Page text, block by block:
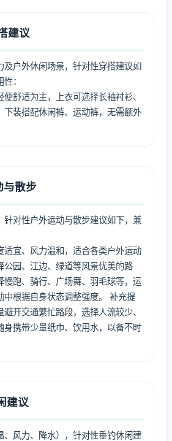
建议
及户外休闲场景，针对性穿搭建议如
：
舒适为主，上衣可选择长袖衬衫、
下装搭配休闲裤、运动裤，无需额外
与散步
针对性户外运动与散步建议如下，兼
适宜、风力温和，适合各类户外运动
公园、江边、绿道等风景优美的路
慢跑、骑行、广场舞、羽毛球等，运
中根据自身状态调整强度。 补充提
开交通繁忙路段，选择人流较少、
身携带少量纸巾、饮用水，以备不时
建议
、风力、降水），针对性垂钓休闲建